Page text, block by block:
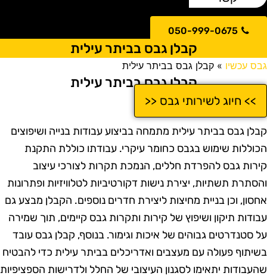
050-999-0675
קבלן גבס בביתר עילית
עכשיו» קבלן גבס בביתר עילית
קבלן גבס בביתר עילית
>> חיוג לשירותי גבס <<
גבס בביתר עילית מתמחה בביצוע עבודות בנייה ושיפוצים
שימוש בגבס כחומר עיקרי. עבודתו כוללת התקנת
גבס להפרדת חללים, הנמכת תקרות לצורכי עיצוב
תשתיות, יצירת נישות דקורטיביות לטלוויזיות ופתרונות
וכן בניית מחיצות ליצירת חדרים נוספים. הקבלן מבצע גם
תיקון ושיפוץ של קירות ותקרות גבס קיימים, תוך שמירה
סטנדרטים גבוהים של איכות וגימור. בנוסף, קבלן גבס עובד
פעולה עם מעצבים ואדריכלים בביתר עילית כדי להבטיח
יתאימו לסגנון העיצובי של החלל ולדרישות הספציפיות